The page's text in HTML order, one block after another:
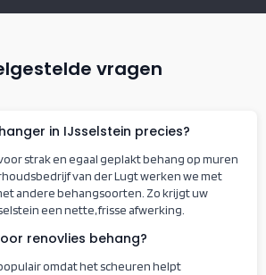
vragen
in IJsselstein precies?
strak en egaal geplakt behang op muren
van der Lugt werken we met
andere behangsoorten. Zo krijgt uw
een nette, frisse afwerking.
renovlies behang?
omdat het scheuren helpt